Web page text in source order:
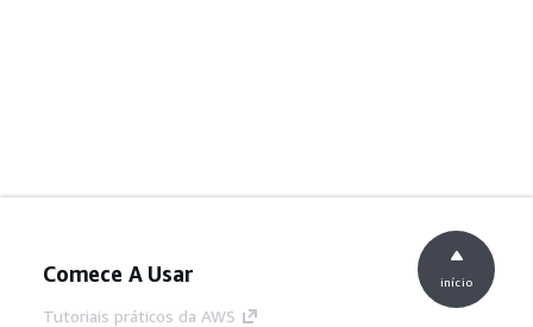
Comece A Usar
Tutoriais práticos da AWS
início